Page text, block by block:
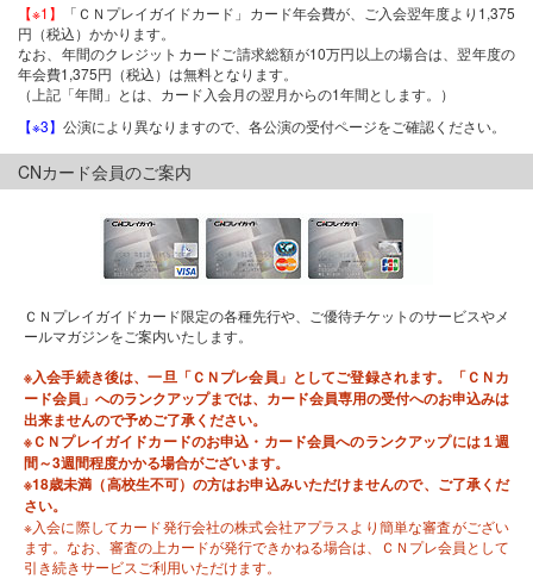
【※1】
「ＣＮプレイガイドカード」カード年会費が、ご入会翌年度より1,375
円（税込）かかります。
なお、年間のクレジットカードご請求総額が10万円以上の場合は、翌年度の
年会費1,375円（税込）は無料となります。
（上記「年間」とは、カード入会月の翌月からの1年間とします。）
【※3】 公演により異なりますので、各公演の受付ページをご確認ください。
CNカード会員のご案内
ＣＮプレイガイドカード限定の各種先行や、ご優待チケットのサービスやメ
ールマガジンをご案内いたします。
※入会手続き後は、一旦「ＣＮプレ会員」としてご登録されます。「ＣＮカ
ード会員」へのランクアップまでは、カード会員専用の受付へのお申込みは
出来ませんので予めご了承ください。
※ＣＮプレイガイドカードのお申込・カード会員へのランクアップには１週
間～3週間程度かかる場合がございます。
※18歳未満（高校生不可）の方はお申込みいただけませんので、ご了承くだ
さい。
※入会に際してカード発行会社の株式会社アプラスより簡単な審査がござい
ます。なお、審査の上カードが発行できかねる場合は、ＣＮプレ会員として
引き続きサービスご利用いただけます。